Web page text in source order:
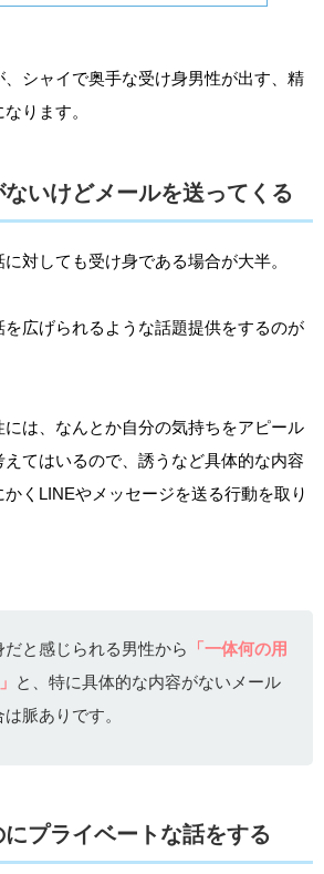
、シャイで奥手な受け身男性が出す、精
ります。
いけどメールを送ってくる
対しても受け身である場合が大半。
広げられるような話題提供をするのが
には、なんとか自分の気持ちをアピール
えてはいるので、誘うなど具体的な内容
くLINEやメッセージを送る行動を取り
と感じられる男性から
「一体何の用
と、特に具体的な内容がないメール
脈ありです。
プライベートな話をする